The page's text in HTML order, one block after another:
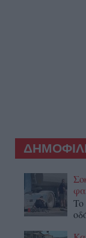
To